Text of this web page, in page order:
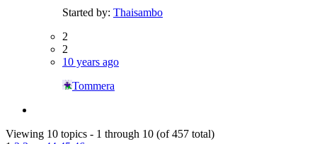
Started by: Thaisambo
2
2
10 years ago
Tommera
Viewing 10 topics - 1 through 10 (of 457 total)